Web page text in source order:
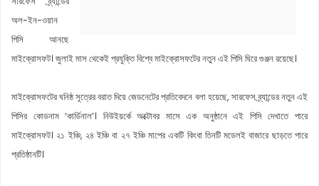
অল-ইন-ওয়ান
পিসি আনছে
মাইক্রোসফট। জুলাই মাস থেকেই প্রযুক্তি বিশ্বে মাইক্রোসফটের নতুন এই পিসি ঘিরে গুঞ্জন রয়েছে।
মাইক্রোসফটের ঘনিষ্ঠ সূত্রের বরাত দিয়ে জেডনেটের প্রতিবেদনে বলা হয়েছে, সারফেস ব্র্যান্ডের নতুন এই
পিসির কোডনাম ‘কার্ডিনাল’। নিউইয়র্কে অক্টোবর মাসে এক অনুষ্ঠানে এই পিসি দেখাতে পারে
মাইক্রোসফট। ২১ ইঞ্চি, ২৪ ইঞ্চি বা ২৭ ইঞ্চি মাপের একটি কিংবা তিনটি মডেলই বাজারে ছাড়তে পারে
প্রতিষ্ঠানটি।